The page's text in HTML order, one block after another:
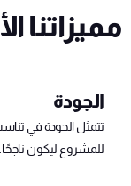
مميزاتنا
الجودة
تتمثل الجودة في
للمشروع ليكون ناجحًا.